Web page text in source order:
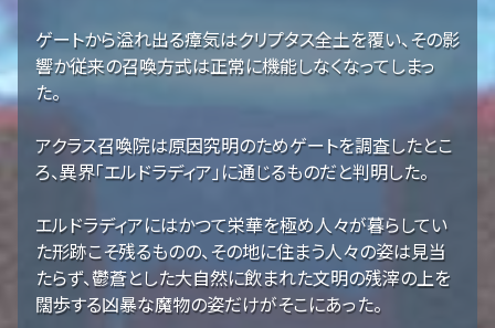
ゲートから溢れ出る瘴気はクリプタス全土を覆い、その影
響か従来の召喚方式は正常に機能しなくなってしまっ
た。
アクラス召喚院は原因究明のためゲートを調査したとこ
ろ、異界「エルドラディア」に通じるものだと判明した。
エルドラディアにはかつて栄華を極め人々が暮らしてい
た形跡こそ残るものの、その地に住まう人々の姿は見当
たらず、鬱蒼とした大自然に飲まれた文明の残滓の上を
闊歩する凶暴な魔物の姿だけがそこにあった。